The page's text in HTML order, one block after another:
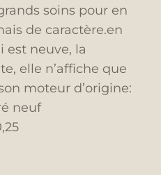
soins pour en
de caractère.en
est neuve, la
elle n’affiche que
moteur d’origine:
neuf